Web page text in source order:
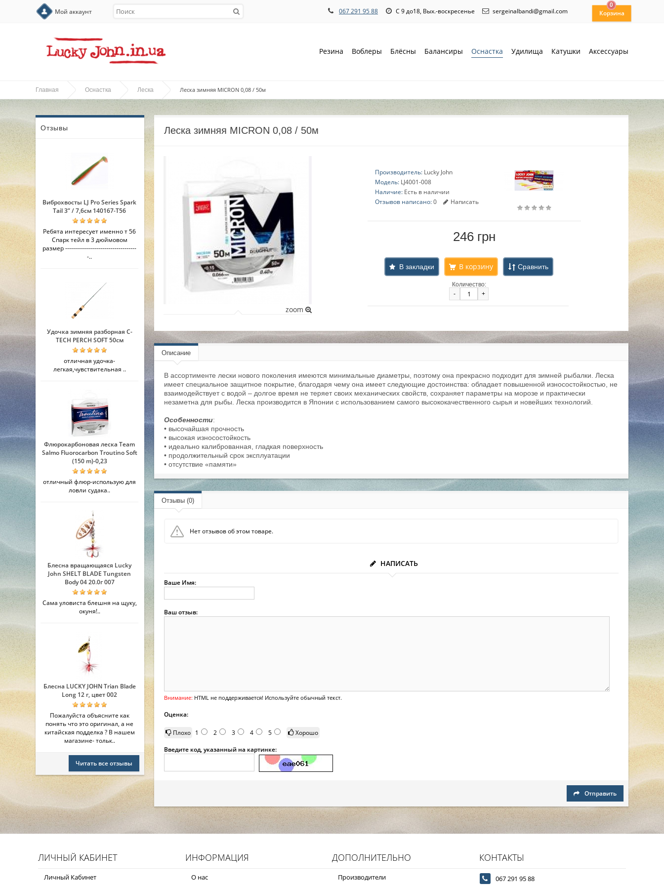
Мой аккаунт 067 291 95 88 С 9 до18, Вых.-воскресенье sergeinalbandi@gmail.com
0
Резина Воблеры Блёсны Балансиры Оснастка Удилища Катушки Аксессуары
Главная Оснастка Леска Леска зимняя MICRON 0,08 / 50м
Отзывы
Виброхвосты LJ Pro Series Spark
Tail 3” / 7,6см 140167-T56
Ребята интересует именно т 56
Спарк тейл в 3 дюймовом
размер ------------------------------------
-..
Удочка зимняя разборная C-
TECH PERCH SOFT 50см
отличная удочка-
легкая,чувствительная ..
Флюрокарбоновая леска Team
Salmo Fluorocarbon Troutino Soft
(150 m)-0,23
отличный флюр-использую для
ловли судака..
Блесна вращающаяся Lucky
John SHELT BLADE Tungsten
Body 04 20.0г 007
Сама уловиста блешня на щуку,
окуня!..
Блесна LUCKY JOHN Trian Blade
Long 12 г, цвет 002
Пожалуйста объясните как
понять что это оригинал, а не
китайская подделка ? В нашем
магазине- тольк..
Читать все отзывы
Леска зимняя MICRON 0,08 / 50м
zoom
Производитель: Lucky John
Модель: LJ4001-008
Наличие: Есть в наличии
Отзывов написано:0 Написать
246 грн
В закладки Сравнить
Количество:
-
+
Описание
В ассортименте лески нового поколения имеются минимальные диаметры, поэтому она прекрасно подходит для зимней рыбалки. Леска
имеет специальное защитное покрытие, благодаря чему она имеет следующие достоинства: обладает повышенной износостойкостью, не
взаимодействует с водой – долгое время не теряет своих механических свойств, сохраняет параметры на морозе и практически
незаметна для рыбы. Леска производится в Японии с использованием самого высококачественного сырья и новейших технологий.
Особенности:
• высочайшая прочность
• высокая износостойкость
• идеально калиброванная, гладкая поверхность
• продолжительный срок эксплуатации
• отсутствие «памяти»
Отзывы (0)
Нет отзывов об этом товаре.
НАПИСАТЬ
Ваше Имя:
Ваш отзыв:
Внимание: HTML не поддерживается! Используйте обычный текст.
Оценка:
Плохо 1 2 3 4 5
Хорошо
Введите код, указанный на картинке:
Отправить
ЛИЧНЫЙ КАБИНЕТ
Личный Кабинет
ИНФОРМАЦИЯ
О нас
ДОПОЛНИТЕЛЬНО
Производители
КОНТАКТЫ
067 291 95 88